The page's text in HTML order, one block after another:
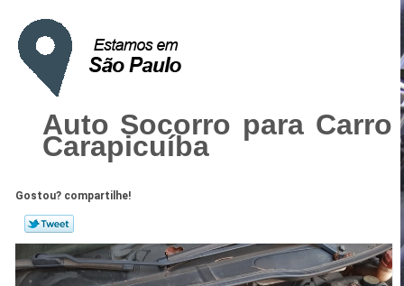
Auto Socorro para Carro
Carapicuíba
Gostou? compartilhe!